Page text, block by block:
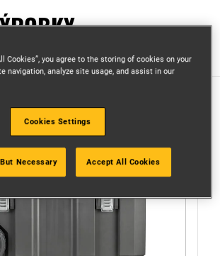
Cookies”, you agree to the storing of cookies on your
navigation, analyze site usage, and assist in our
Cookies Settings
Necessary Accept All Cookies